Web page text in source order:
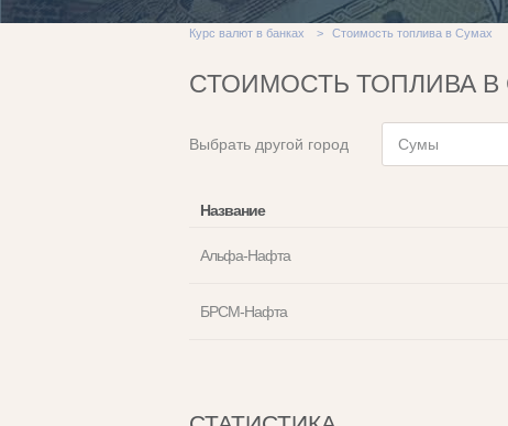
Курс валют в банках > Стоимость топлива в Сумах
СТОИМОСТЬ ТОПЛИВА В
Выбрать другой город Сумы
Название
Альфа-Нафта
БРСМ-Нафта